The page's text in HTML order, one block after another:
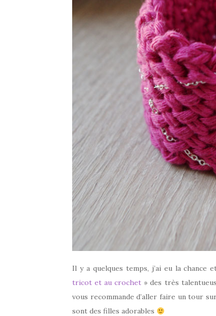
Il y a quelques temps, j’ai eu la
tricot et au crochet » des très
vous recommande d’aller faire un tour
sont des filles adorables